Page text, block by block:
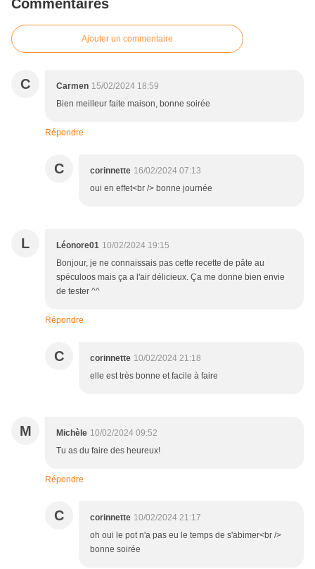
Commentaires
Ajouter un commentaire
C Carmen 15/02/2024 18:59
Bien meilleur faite maison, bonne soirée
Répondre
C corinnette 16/02/2024 07:13
oui en effet<br /> bonne journée
L Léonore01 10/02/2024 19:15
Bonjour, je ne connaissais pas cette recette de pâte au
spéculoos mais ça a l'air délicieux. Ça me donne bien envie
de tester ^^
Répondre
C corinnette 10/02/2024 21:18
elle est très bonne et facile à faire
M Michèle 10/02/2024 09:52
Tu as du faire des heureux!
Répondre
C corinnette 10/02/2024 21:17
oh oui le pot n'a pas eu le temps de s'abimer<br />
bonne soirée